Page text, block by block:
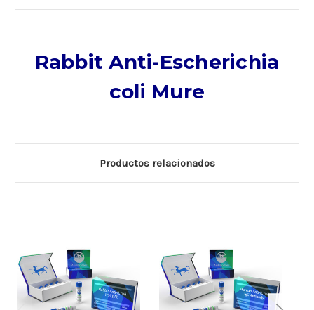
Rabbit Anti-Escherichia
coli Mure
Productos relacionados